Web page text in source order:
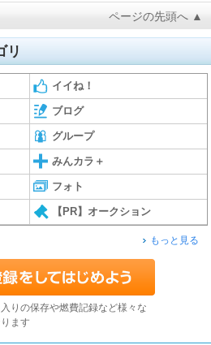
ページの先頭へ ▲
リ
イイね！
ブログ
グループ
みんカラ＋
フォト
【PR】オークション
もっと見る
りの保存や燃費記録など様々な
ます